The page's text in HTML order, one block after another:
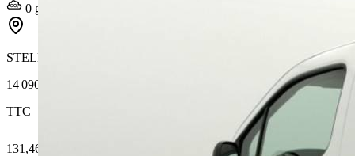
0 g/km
STELLANTIS &YOU MONTIGNY
14 090 €
TTC
131,46 € /Mois